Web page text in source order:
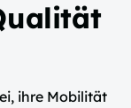
ihre Mobilität